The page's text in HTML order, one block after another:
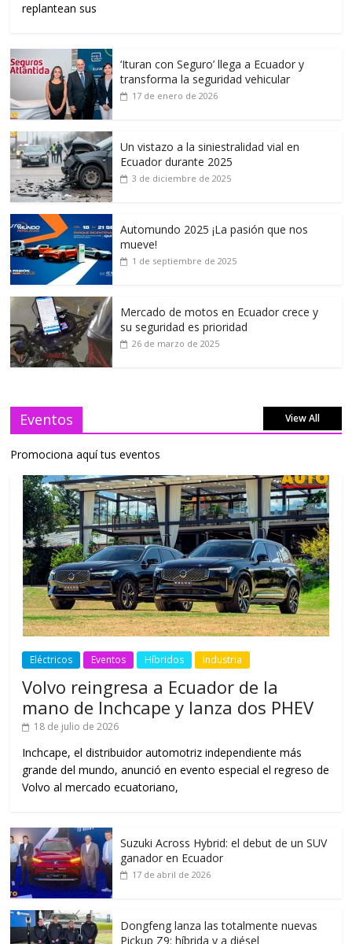
replantean sus
‘Ituran con Seguro’ llega a Ecuador y
transforma la seguridad vehicular
17 de enero de 2026
Un vistazo a la siniestralidad vial en
Ecuador durante 2025
3 de diciembre de 2025
Automundo 2025 ¡La pasión que nos
mueve!
1 de septiembre de 2025
Mercado de motos en Ecuador crece y
su seguridad es prioridad
26 de marzo de 2025
Eventos View All
Promociona aquí tus eventos
Eléctricos Eventos Híbridos Industria
Volvo reingresa a Ecuador de la
mano de Inchcape y lanza dos PHEV
18 de julio de 2026
Inchcape, el distribuidor automotriz independiente más
grande del mundo, anunció en evento especial el regreso de
Volvo al mercado ecuatoriano,
Suzuki Across Hybrid: el debut de un SUV
ganador en Ecuador
17 de abril de 2026
Dongfeng lanza las totalmente nuevas
Pickup Z9: híbrida y a diésel